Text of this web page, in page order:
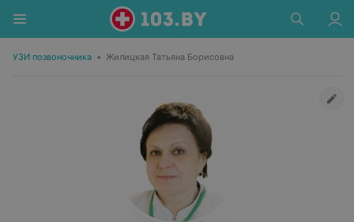
УЗИ позвоночника • Жилицкая Татьяна Борисовна